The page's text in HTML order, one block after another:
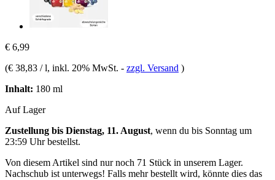
€ 6,99
(€ 38,83 / l, inkl. 20% MwSt. - zzgl. Versand )
Inhalt: 180 ml
Auf Lager
Zustellung bis Dienstag, 11. August, wenn du bis Sonntag um
23:59 Uhrbestellst.
Von diesem Artikel sind nur noch 71 Stück in unserem Lager.
Nachschub ist unterwegs! Falls mehr bestellt wird, könnte dies das